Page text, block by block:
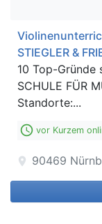
STIEGLER &
10 Top-Gründe
SCHULE FÜR
Standorte:...
access_time vor Kurzem
location_on 90469